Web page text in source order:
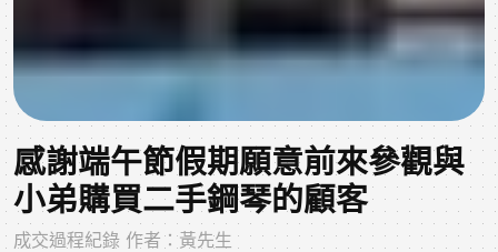
感謝端午節假期願意前來參觀與
小弟購買二手鋼琴的顧客
成交過程紀錄 作者：黃先生